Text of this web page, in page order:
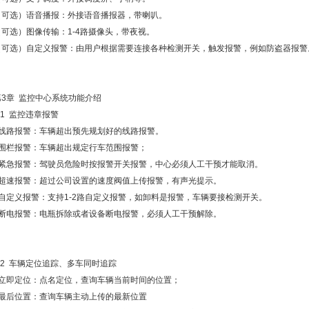
选）语音播报：外接语音播报器，带喇叭。
选）图像传输：1-4路摄像头，带夜视。
选）自定义报警：由用户根据需要连接各种检测开关，触发报警，例如防盗器报
3章 监控中心系统功能介绍
监控违章报警
路报警：车辆超出预先规划好的线路报警。
栏报警：车辆超出规定行车范围报警；
急报警：驾驶员危险时按报警开关报警，中心必须人工干预才能取消。
速报警：超过公司设置的速度阀值上传报警，有声光提示。
定义报警：支持1-2路自定义报警，如卸料是报警，车辆要接检测开关。
电报警：电瓶拆除或者设备断电报警，必须人工干预解除。
车辆定位追踪、多车同时追踪
即定位：点名定位，查询车辆当前时间的位置；
后位置：查询车辆主动上传的最新位置